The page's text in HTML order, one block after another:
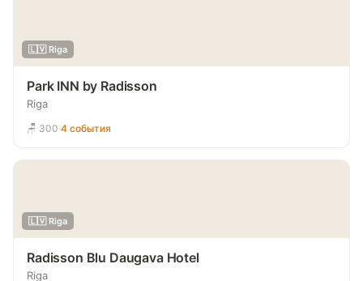
🇱🇻 Riga
Park INN by Radisson
Riga
🪑 300·4 события
🇱🇻 Riga
Radisson Blu Daugava Hotel
Riga